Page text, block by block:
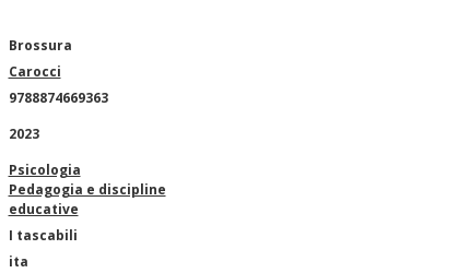
Brossura
Carocci
9788874669363
2023
Psicologia
Pedagogia e discipline
educative
I tascabili
ita